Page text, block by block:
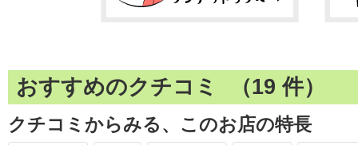
おすすめのクチコミ （19 件）
クチコミからみる、このお店の特長